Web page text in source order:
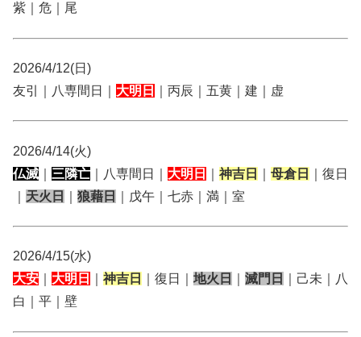
紫｜危｜尾
2026/4/12(日)
友引｜八専間日｜ 大明日 ｜丙辰｜五黄｜建｜虚
2026/4/14(火)
仏滅
三隣亡 ｜八専間日｜ 大明日 神吉日 母倉日
｜復日
天火日 狼藉日 ｜戊午｜七赤｜満｜室
2026/4/15(水)
大安
大明日 神吉日 ｜復日｜ 地火日 滅門日
｜己未｜八
白｜平｜壁